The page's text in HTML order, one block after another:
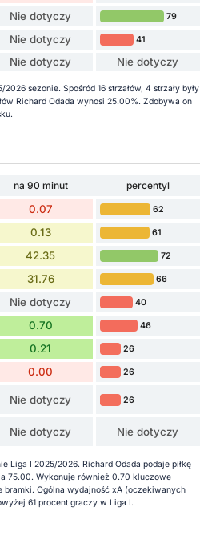
Nie dotyczy 79
Nie dotyczy 41
Nie dotyczy Nie dotyczy
sezonie. Spośród 16 strzałów, 4 strzały były
Richard Odada wynosi 25.00%. Zdobywa on
na 90 minut
percentyl
0.07 62
0.13 61
42.35 72
31.76 66
Nie dotyczy 40
0.70 46
0.21 26
0.00 26
Nie dotyczy 26
Nie dotyczy Nie dotyczy
Liga I 2025/2026. Richard Odada podaje piłkę
75.00. Wykonuje również 0.70 kluczowe
Ogólna wydajność xA (oczekiwanych
61 procent graczy w Liga I.